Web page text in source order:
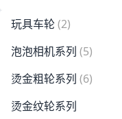
玩具车轮(2)
泡泡相机系列 (5)
烫金粗轮系列 (6)
烫金纹轮系列